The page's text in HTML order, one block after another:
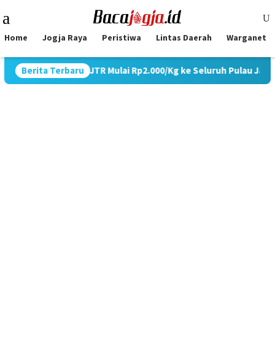
to
Menu
Home Jogja Raya Peristiwa Lintas Daerah Warganet
Berita Terbaru
Ongkir JTR Mulai Rp2.000/Kg ke Seluruh Pulau Jawa